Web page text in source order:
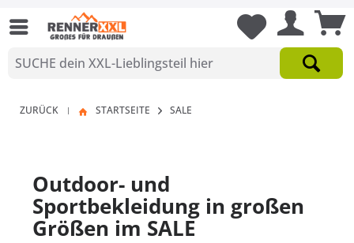
ZURÜCK | STARTSEITE SALE
Outdoor- und
Sportbekleidung in großen
Größen im SALE